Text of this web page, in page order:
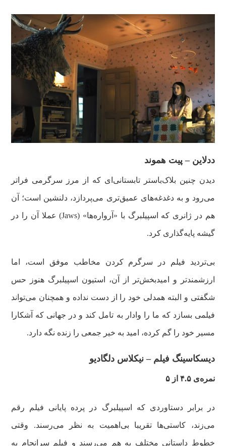
ددلاین – پیت هموند
دیدن چنین بلاک‌باستر تابستانی‌ای که از مرز سرگرمی فراتر
می‌رود و به دغدغه‌های عمیق‌تری می‌پردازد، دلنشین است؛ آن
هم در ژانری که اسپیلبرگ با «آرواره‌ها» (Jaws) عملا آن را در
گیشه پایه‌گذاری کرد.
بی‌تردید فیلم در سرگرم کردن مخاطب موفق است، اما
ارزشمندتر و امیدبخش‌تر از آن، استیون اسپیلبرگ هنوز حس
شگفتی و البته همدلی خود را از دست نداده و همچنان می‌تواند
فیلمی بسازد که ما را وادار به تامل کند و در جهانی که آشکارا
مسیر خود را گم کرده، امید به خیر جمعی را زنده نگه دارد.
دیسکاسینگ فیلم – نیکلاس دلگادیو
نمره‌ی ۴.۵ از ۵
در برابر دستاوردی که اسپیلبرگ در پرده پایانی فیلم رقم
می‌زند، کاستی‌ها تقریبا بی‌اهمیت به نظر می‌رسند. وقتی
خطوط داستانی مختلف به هم می‌رسند و فیلم سرانجام به